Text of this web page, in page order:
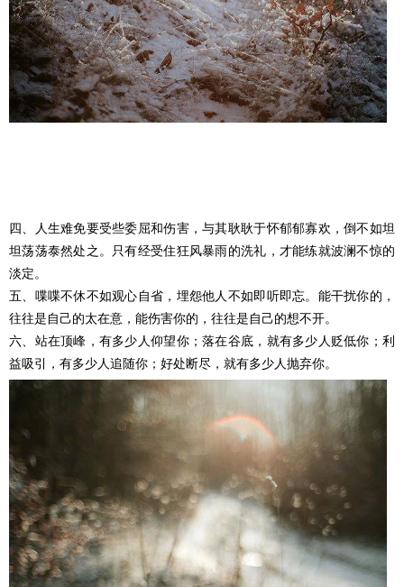
四、人生难免要受些委屈和伤害，与其耿耿于怀郁郁寡欢，倒不如坦
坦荡荡泰然处之。只有经受住狂风暴雨的洗礼，才能练就波澜不惊的
淡定。
五、喋喋不休不如观心自省，埋怨他人不如即听即忘。能干扰你的，
往往是自己的太在意，能伤害你的，往往是自己的想不开。
六、站在顶峰，有多少人仰望你；落在谷底，就有多少人贬低你；利
益吸引，有多少人追随你；好处断尽，就有多少人抛弃你。